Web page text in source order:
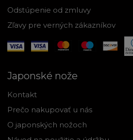
Odstúpenie od zmluvy
Zľavy pre verných zákazníkov
Japonské nože
Kontakt
Prečo nakupovať u nás
O japonských nožoch